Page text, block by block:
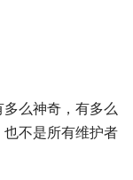
么神奇，有多么
不是所有维护者